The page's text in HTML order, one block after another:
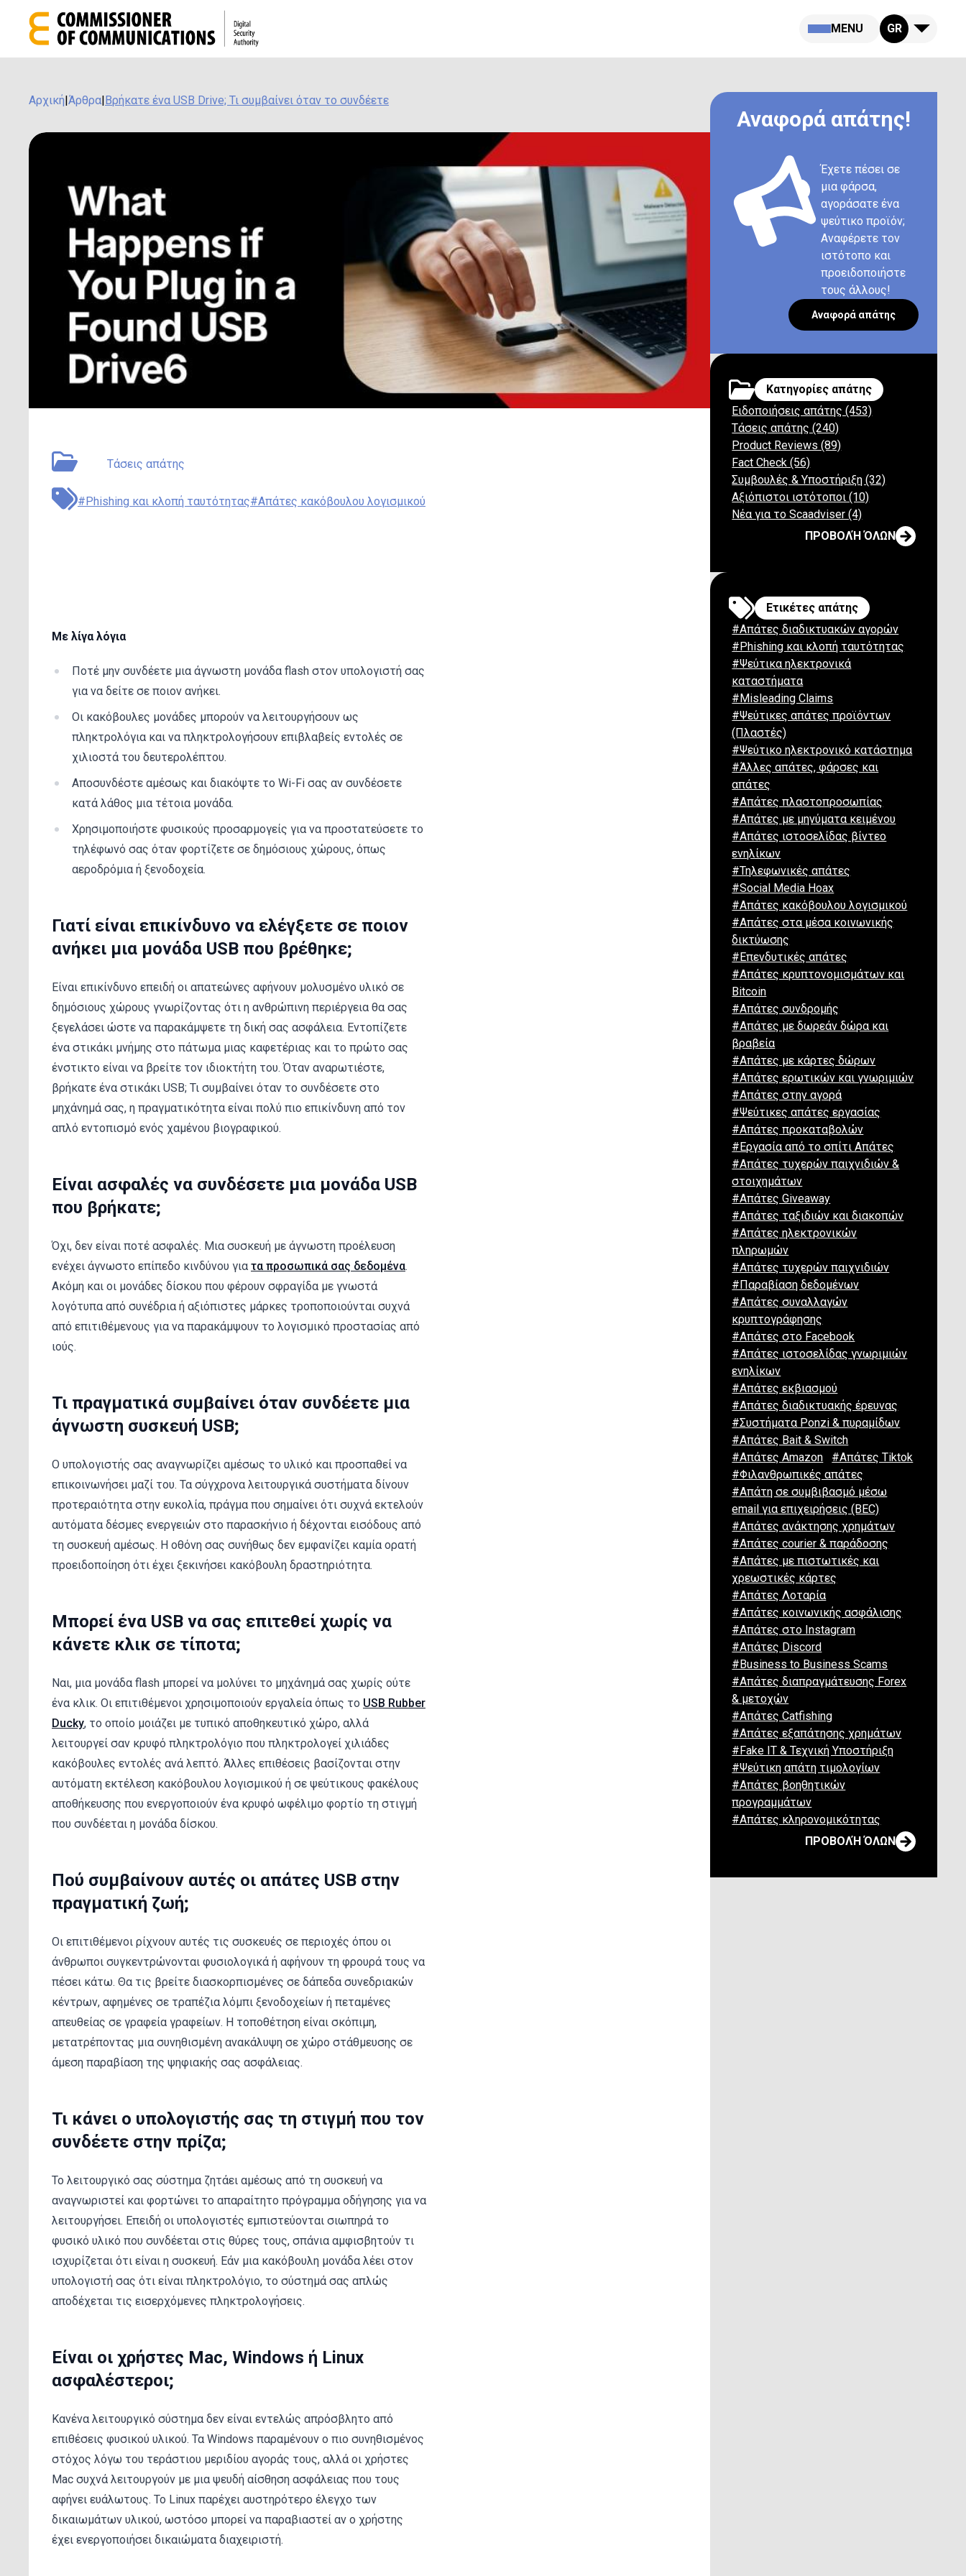
MENU GR
Αρχική|Άρθρα|Βρήκατε ένα USB Drive; Τι συμβαίνει όταν το συνδέετε
Τάσεις απάτης
#Phishing και κλοπή ταυτότητας#Απάτες κακόβουλου λογισμικού
Με λίγα λόγια
Ποτέ μην συνδέετε μια άγνωστη μονάδα flash στον υπολογιστή σας
για να δείτε σε ποιον ανήκει.
Οι κακόβουλες μονάδες μπορούν να λειτουργήσουν ως
πληκτρολόγια και να πληκτρολογήσουν επιβλαβείς εντολές σε
χιλιοστά του δευτερολέπτου.
Αποσυνδέστε αμέσως και διακόψτε το Wi-Fi σας αν συνδέσετε
κατά λάθος μια τέτοια μονάδα.
Χρησιμοποιήστε φυσικούς προσαρμογείς για να προστατεύσετε το
τηλέφωνό σας όταν φορτίζετε σε δημόσιους χώρους, όπως
αεροδρόμια ή ξενοδοχεία.
Γιατί είναι επικίνδυνο να ελέγξετε σε ποιον
ανήκει μια μονάδα USB που βρέθηκε;
Είναι επικίνδυνο επειδή οι απατεώνες αφήνουν μολυσμένο υλικό σε
δημόσιους χώρους γνωρίζοντας ότι η ανθρώπινη περιέργεια θα σας
ξεγελάσει ώστε να παρακάμψετε τη δική σας ασφάλεια. Εντοπίζετε
ένα στικάκι μνήμης στο πάτωμα μιας καφετέριας και το πρώτο σας
ένστικτο είναι να βρείτε τον ιδιοκτήτη του. Όταν αναρωτιέστε,
βρήκατε ένα στικάκι USB; Τι συμβαίνει όταν το συνδέσετε στο
μηχάνημά σας, η πραγματικότητα είναι πολύ πιο επικίνδυνη από τον
απλό εντοπισμό ενός χαμένου βιογραφικού.
Είναι ασφαλές να συνδέσετε μια μονάδα USB
που βρήκατε;
Όχι, δεν είναι ποτέ ασφαλές. Μια συσκευή με άγνωστη προέλευση
ενέχει άγνωστο επίπεδο κινδύνου για τα προσωπικά σας δεδομένα.
Ακόμη και οι μονάδες δίσκου που φέρουν σφραγίδα με γνωστά
λογότυπα από συνέδρια ή αξιόπιστες μάρκες τροποποιούνται συχνά
από επιτιθέμενους για να παρακάμψουν το λογισμικό προστασίας από
ιούς.
Τι πραγματικά συμβαίνει όταν συνδέετε μια
άγνωστη συσκευή USB;
Ο υπολογιστής σας αναγνωρίζει αμέσως το υλικό και προσπαθεί να
επικοινωνήσει μαζί του. Τα σύγχρονα λειτουργικά συστήματα δίνουν
προτεραιότητα στην ευκολία, πράγμα που σημαίνει ότι συχνά εκτελούν
αυτόματα δέσμες ενεργειών στο παρασκήνιο ή δέχονται εισόδους από
τη συσκευή αμέσως. Η οθόνη σας συνήθως δεν εμφανίζει καμία ορατή
προειδοποίηση ότι έχει ξεκινήσει κακόβουλη δραστηριότητα.
Μπορεί ένα USB να σας επιτεθεί χωρίς να
κάνετε κλικ σε τίποτα;
Ναι, μια μονάδα flash μπορεί να μολύνει το μηχάνημά σας χωρίς ούτε
ένα κλικ. Οι επιτιθέμενοι χρησιμοποιούν εργαλεία όπως το USB Rubber
Ducky, το οποίο μοιάζει με τυπικό αποθηκευτικό χώρο, αλλά
λειτουργεί σαν κρυφό πληκτρολόγιο που πληκτρολογεί χιλιάδες
κακόβουλες εντολές ανά λεπτό. Άλλες επιθέσεις βασίζονται στην
αυτόματη εκτέλεση κακόβουλου λογισμικού ή σε ψεύτικους φακέλους
αποθήκευσης που ενεργοποιούν ένα κρυφό ωφέλιμο φορτίο τη στιγμή
που συνδέεται η μονάδα δίσκου.
Πού συμβαίνουν αυτές οι απάτες USB στην
πραγματική ζωή;
Οι επιτιθέμενοι ρίχνουν αυτές τις συσκευές σε περιοχές όπου οι
άνθρωποι συγκεντρώνονται φυσιολογικά ή αφήνουν τη φρουρά τους να
πέσει κάτω. Θα τις βρείτε διασκορπισμένες σε δάπεδα συνεδριακών
κέντρων, αφημένες σε τραπέζια λόμπι ξενοδοχείων ή πεταμένες
απευθείας σε γραφεία γραφείων. Η τοποθέτηση είναι σκόπιμη,
μετατρέποντας μια συνηθισμένη ανακάλυψη σε χώρο στάθμευσης σε
άμεση παραβίαση της ψηφιακής σας ασφάλειας.
Τι κάνει ο υπολογιστής σας τη στιγμή που τον
συνδέετε στην πρίζα;
Το λειτουργικό σας σύστημα ζητάει αμέσως από τη συσκευή να
αναγνωριστεί και φορτώνει το απαραίτητο πρόγραμμα οδήγησης για να
λειτουργήσει. Επειδή οι υπολογιστές εμπιστεύονται σιωπηρά το
φυσικό υλικό που συνδέεται στις θύρες τους, σπάνια αμφισβητούν τι
ισχυρίζεται ότι είναι η συσκευή. Εάν μια κακόβουλη μονάδα λέει στον
υπολογιστή σας ότι είναι πληκτρολόγιο, το σύστημά σας απλώς
αποδέχεται τις εισερχόμενες πληκτρολογήσεις.
Είναι οι χρήστες Mac, Windows ή Linux
ασφαλέστεροι;
Κανένα λειτουργικό σύστημα δεν είναι εντελώς απρόσβλητο από
επιθέσεις φυσικού υλικού. Τα Windows παραμένουν ο πιο συνηθισμένος
στόχος λόγω του τεράστιου μεριδίου αγοράς τους, αλλά οι χρήστες
Mac συχνά λειτουργούν με μια ψευδή αίσθηση ασφάλειας που τους
αφήνει ευάλωτους. Το Linux παρέχει αυστηρότερο έλεγχο των
δικαιωμάτων υλικού, ωστόσο μπορεί να παραβιαστεί αν ο χρήστης
έχει ενεργοποιήσει δικαιώματα διαχειριστή.
Αναφορά απάτης!
Έχετε πέσει σε
μια φάρσα,
αγοράσατε ένα
ψεύτικο προϊόν;
Αναφέρετε τον
ιστότοπο και
προειδοποιήστε
τους άλλους!
Αναφορά απάτης
Κατηγορίες απάτης
Ειδοποιήσεις απάτης (453)
Τάσεις απάτης (240)
Product Reviews (89)
Fact Check (56)
Συμβουλές & Υποστήριξη (32)
Αξιόπιστοι ιστότοποι (10)
Νέα για το Scaadviser (4)
ΠΡΟΒΟΛΉ ΌΛΩΝ
Ετικέτες απάτης
#Απάτες διαδικτυακών αγορών
#Phishing και κλοπή ταυτότητας
#Ψεύτικα ηλεκτρονικά
καταστήματα
#Misleading Claims
#Ψεύτικες απάτες προϊόντων
(Πλαστές)
#Ψεύτικο ηλεκτρονικό κατάστημα
#Άλλες απάτες, φάρσες και
απάτες
#Απάτες πλαστοπροσωπίας
#Απάτες με μηνύματα κειμένου
#Απάτες ιστοσελίδας βίντεο
ενηλίκων
#Τηλεφωνικές απάτες
#Social Media Hoax
#Απάτες κακόβουλου λογισμικού
#Απάτες στα μέσα κοινωνικής
δικτύωσης
#Επενδυτικές απάτες
#Απάτες κρυπτονομισμάτων και
Bitcoin
#Απάτες συνδρομής
#Απάτες με δωρεάν δώρα και
βραβεία
#Απάτες με κάρτες δώρων
#Απάτες ερωτικών και γνωριμιών
#Απάτες στην αγορά
#Ψεύτικες απάτες εργασίας
#Απάτες προκαταβολών
#Εργασία από το σπίτι Απάτες
#Απάτες τυχερών παιχνιδιών &
στοιχημάτων
#Απάτες Giveaway
#Απάτες ταξιδιών και διακοπών
#Απάτες ηλεκτρονικών
πληρωμών
#Απάτες τυχερών παιχνιδιών
#Παραβίαση δεδομένων
#Απάτες συναλλαγών
κρυπτογράφησης
#Απάτες στο Facebook
#Απάτες ιστοσελίδας γνωριμιών
ενηλίκων
#Απάτες εκβιασμού
#Απάτες διαδικτυακής έρευνας
#Συστήματα Ponzi & πυραμίδων
#Απάτες Bait & Switch
#Απάτες Amazon
#Απάτες Tiktok
#Φιλανθρωπικές απάτες
#Απάτη σε συμβιβασμό μέσω
email για επιχειρήσεις (BEC)
#Απάτες ανάκτησης χρημάτων
#Απάτες courier & παράδοσης
#Απάτες με πιστωτικές και
χρεωστικές κάρτες
#Απάτες Λοταρία
#Απάτες κοινωνικής ασφάλισης
#Απάτες στο Instagram
#Απάτες Discord
#Business to Business Scams
#Απάτες διαπραγμάτευσης Forex
& μετοχών
#Απάτες Catfishing
#Απάτες εξαπάτησης χρημάτων
#Fake IT & Τεχνική Υποστήριξη
#Ψεύτικη απάτη τιμολογίων
#Απάτες βοηθητικών
προγραμμάτων
#Απάτες κληρονομικότητας
ΠΡΟΒΟΛΉ ΌΛΩΝ